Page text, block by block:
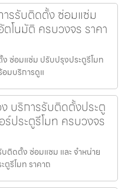
ารรับติดตั้ง ซ่อมแซ่ม
โนมัติ ครบวงจร ราคา
ซ่อมแซ่ม ปรับปรุงประตูรีโมท
มบริการดูแ
บริการรับติดตั้งประตู
ประตูรีโมท ครบวงจร
ติดตั้ง ซ่อมแซม และ จำหน่าย
ตูรีโมท ราคาถ